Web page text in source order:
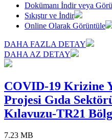
Dokümanı İndir veya
Sıkıştır ve İndir
Online Olarak Görüntüle
DAHA FAZLA DETAY
DAHA AZ DETAY
COVID-19 Krizine
Projesi Gıda
Kılavuzu-TR21
7.23 MB